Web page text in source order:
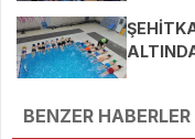
BENZER HABERLER